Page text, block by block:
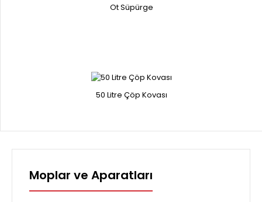
Ot Süpürge
50 Litre Çöp Kovası
Moplar ve Aparatları